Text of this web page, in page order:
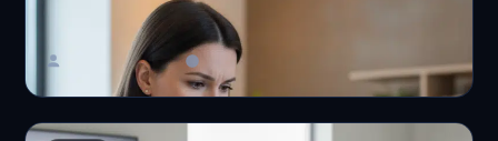
'เงินดิจิทัล 2.0' มาแล…
Master Bussiness 23 มิถุนายน 2026